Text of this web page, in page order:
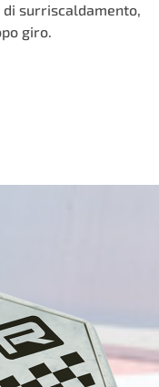
di surriscaldamento,
giro.